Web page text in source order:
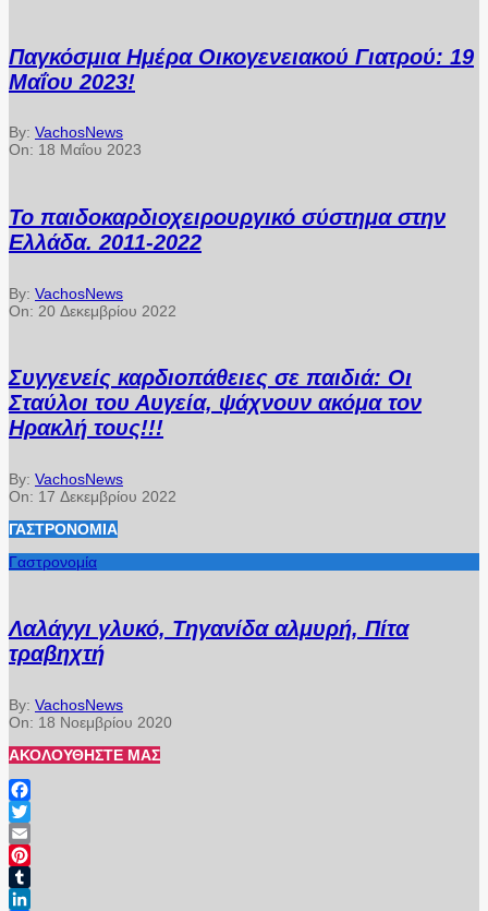
Παγκόσμια Ημέρα Οικογενειακού Γιατρού: 19
Μαΐου 2023!
By: VachosNews
On: 18 Μαΐου 2023
Το παιδοκαρδιοχειρουργικό σύστημα στην
Ελλάδα. 2011-2022
By: VachosNews
On: 20 Δεκεμβρίου 2022
Συγγενείς καρδιοπάθειες σε παιδιά: Οι
Σταύλοι του Αυγεία, ψάχνουν ακόμα τον
Ηρακλή τους!!!
By: VachosNews
On: 17 Δεκεμβρίου 2022
ΓΑΣΤΡΟΝΟΜΊΑ
Γαστρονομία
Λαλάγγι γλυκό, Τηγανίδα αλμυρή, Πίτα
τραβηχτή
By: VachosNews
On: 18 Νοεμβρίου 2020
ΑΚΟΛΟΥΘΉΣΤΕ ΜΑΣ
Facebook
Twitter
Email
Pinterest
Tumblr